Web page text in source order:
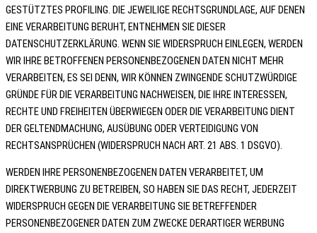
GESTÜTZTES PROFILING. DIE JEWEILIGE RECHTSGRUNDLAGE, AUF DENEN
EINE VERARBEITUNG BERUHT, ENTNEHMEN SIE DIESER
DATENSCHUTZERKLÄRUNG. WENN SIE WIDERSPRUCH EINLEGEN, WERDEN
WIR IHRE BETROFFENEN PERSONENBEZOGENEN DATEN NICHT MEHR
VERARBEITEN, ES SEI DENN, WIR KÖNNEN ZWINGENDE SCHUTZWÜRDIGE
GRÜNDE FÜR DIE VERARBEITUNG NACHWEISEN, DIE IHRE INTERESSEN,
RECHTE UND FREIHEITEN ÜBERWIEGEN ODER DIE VERARBEITUNG DIENT
DER GELTENDMACHUNG, AUSÜBUNG ODER VERTEIDIGUNG VON
RECHTSANSPRÜCHEN (WIDERSPRUCH NACH ART. 21 ABS. 1 DSGVO).
WERDEN IHRE PERSONENBEZOGENEN DATEN VERARBEITET, UM
DIREKTWERBUNG ZU BETREIBEN, SO HABEN SIE DAS RECHT, JEDERZEIT
WIDERSPRUCH GEGEN DIE VERARBEITUNG SIE BETREFFENDER
PERSONENBEZOGENER DATEN ZUM ZWECKE DERARTIGER WERBUNG